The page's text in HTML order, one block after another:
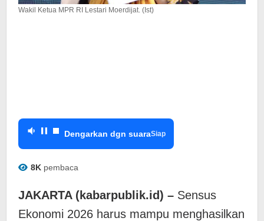
Wakil Ketua MPR RI Lestari Moerdijat. (Ist)
Dengarkan dgn suaraSiap
8K pembaca
JAKARTA (kabarpublik.id) – Sensus
Ekonomi 2026 harus mampu menghasilkan